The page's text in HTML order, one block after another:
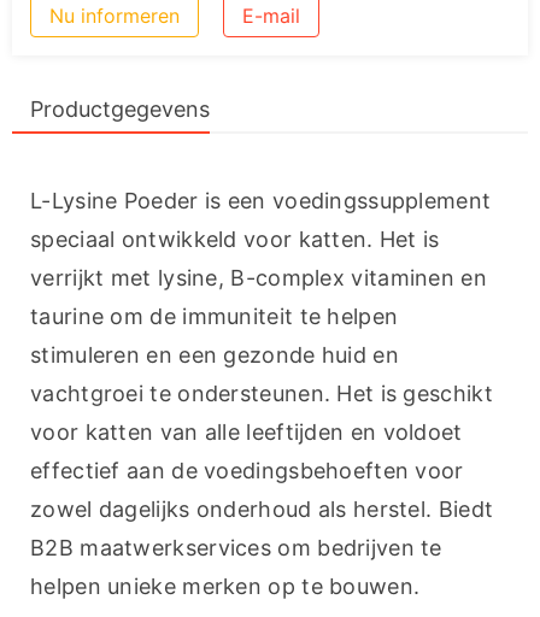
Nu informeren E-mail
Productgegevens
L-Lysine Poeder is een voedingssupplement
speciaal ontwikkeld voor katten. Het is
verrijkt met lysine, B-complex vitaminen en
taurine om de immuniteit te helpen
stimuleren en een gezonde huid en
vachtgroei te ondersteunen. Het is geschikt
voor katten van alle leeftijden en voldoet
effectief aan de voedingsbehoeften voor
zowel dagelijks onderhoud als herstel. Biedt
B2B maatwerkservices om bedrijven te
helpen unieke merken op te bouwen.